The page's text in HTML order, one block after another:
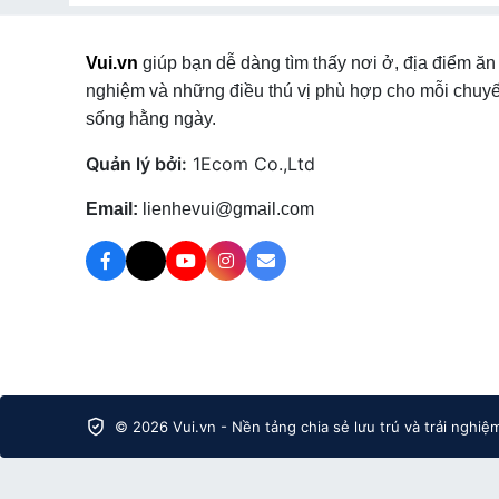
Căn hộ dịch vụ
tại Xã Sốp Cộp,Căn hộ dịch vụ tại
hộ dịch vụ
tại Xã Suối Tọ,Căn hộ dịch vụ tại Xã
Vui.vn giúp bạn dễ dàng tìm thấy nơi ở, địa điểm ăn
nghiệm và những điều thú vị phù hợp cho mỗi
sống hằng ngày.
Quản lý bởi: 1Ecom Co.,Ltd
Email: lienhevui@gmail.com
© 2026 Vui.vn - Nền tảng chia sẻ lưu trú và trải